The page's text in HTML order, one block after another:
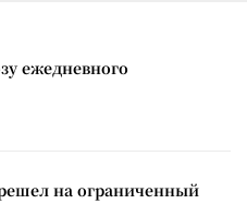
ежедневного
на ограниченный